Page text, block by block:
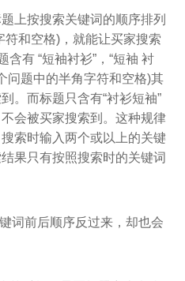
上按搜索关键词的顺序排列
和空格)，就能让买家搜索
含有 “短袖衬衫”，“短袖 衬
问题中的半角字符和空格)其
。而标题只含有“衬衫短袖”
不会被买家搜索到。这种规律
索时输入两个或以上的关键
果只有按照搜索时的关键词
词前后顺序反过来，却也会